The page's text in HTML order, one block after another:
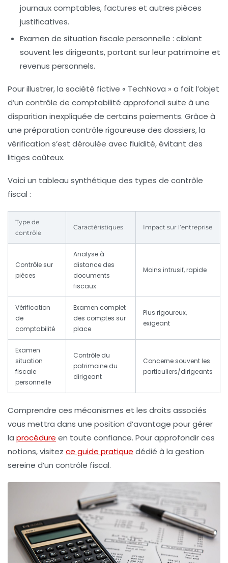
journaux comptables, factures et autres pièces
justificatives.
Examen de situation fiscale personnelle : ciblant
souvent les dirigeants, portant sur leur patrimoine et
revenus personnels.
Pour illustrer, la société fictive « TechNova » a fait l’objet
d’un contrôle de comptabilité approfondi suite à une
disparition inexpliquée de certains paiements. Grâce à
une préparation contrôle rigoureuse des dossiers, la
vérification s’est déroulée avec fluidité, évitant des
litiges coûteux.
Voici un tableau synthétique des types de contrôle
fiscal :
Type de
contrôle
Caractéristiques Impact sur l’entreprise
Contrôle sur
pièces
Analyse à
distance des
documents
fiscaux
Moins intrusif, rapide
Vérification
de
comptabilité
Examen complet
des comptes sur
place
Plus rigoureux,
exigeant
Examen
situation
fiscale
personnelle
Contrôle du
patrimoine du
dirigeant
Concerne souvent les
particuliers/dirigeants
Comprendre ces mécanismes et les droits associés
vous mettra dans une position d’avantage pour gérer
la procédure en toute confiance. Pour approfondir ces
notions, visitez ce guide pratique dédié à la gestion
sereine d’un contrôle fiscal.